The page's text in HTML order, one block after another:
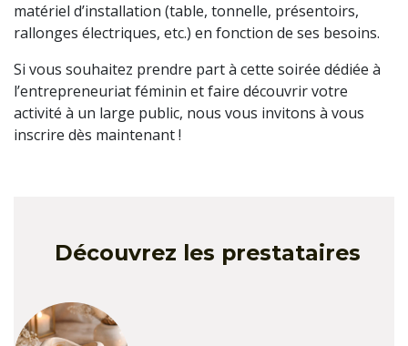
matériel d’installation (table, tonnelle, présentoirs,
rallonges électriques, etc.) en fonction de ses besoins.
Si vous souhaitez prendre part à cette soirée dédiée à
l’entrepreneuriat féminin et faire découvrir votre
activité à un large public, nous vous invitons à vous
inscrire dès maintenant !
Découvrez les prestataires